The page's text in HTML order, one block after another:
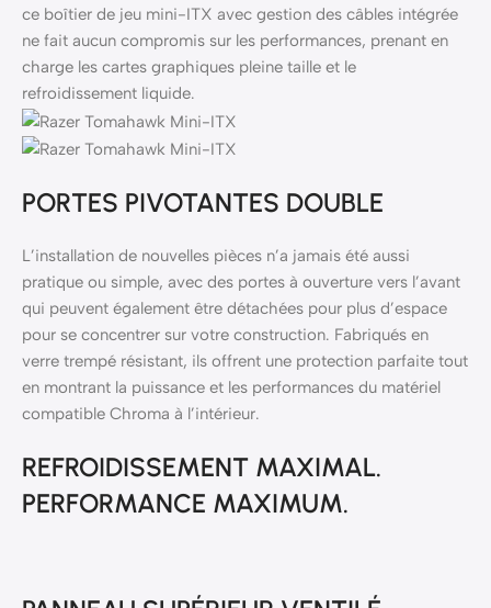
ce boîtier de jeu mini-ITX avec gestion des câbles intégrée
ne fait aucun compromis sur les performances, prenant en
charge les cartes graphiques pleine taille et le
refroidissement liquide.
PORTES PIVOTANTES DOUBLE
L’installation de nouvelles pièces n’a jamais été aussi
pratique ou simple, avec des portes à ouverture vers l’avant
qui peuvent également être détachées pour plus d’espace
pour se concentrer sur votre construction. Fabriqués en
verre trempé résistant, ils offrent une protection parfaite tout
en montrant la puissance et les performances du matériel
compatible Chroma à l’intérieur.
REFROIDISSEMENT MAXIMAL.
PERFORMANCE MAXIMUM.